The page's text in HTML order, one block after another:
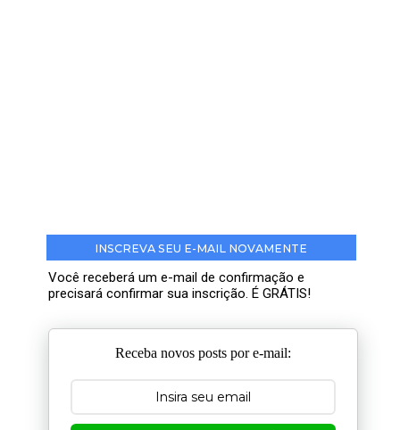
INSCREVA SEU E-MAIL NOVAMENTE
Você receberá um e-mail de confirmação e
precisará confirmar sua inscrição. É GRÁTIS!
Receba novos posts por e-mail: